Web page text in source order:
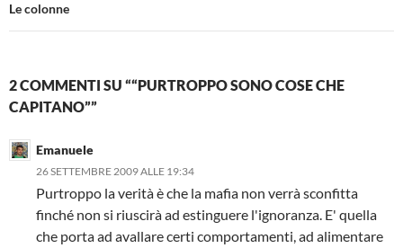
Le colonne
2 COMMENTI SU ““PURTROPPO SONO COSE CHE
CAPITANO””
Emanuele
26 SETTEMBRE 2009 ALLE 19:34
Purtroppo la verità è che la mafia non verrà sconfitta
finché non si riuscirà ad estinguere l'ignoranza. E' quella
che porta ad avallare certi comportamenti, ad alimentare